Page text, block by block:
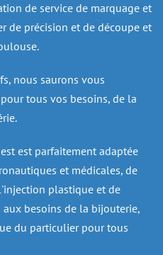
de service de marquage et
de précision et de découpe et
nous saurons vous
tous vos besoins, de la
est parfaitement adaptée
et médicales, de
plastique et de
besoins de la bijouterie,
du particulier pour tous